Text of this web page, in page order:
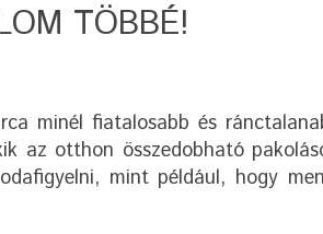
TÖBBÉ!
minél fiatalosabb és
az otthon összedobható
mint például, hogy